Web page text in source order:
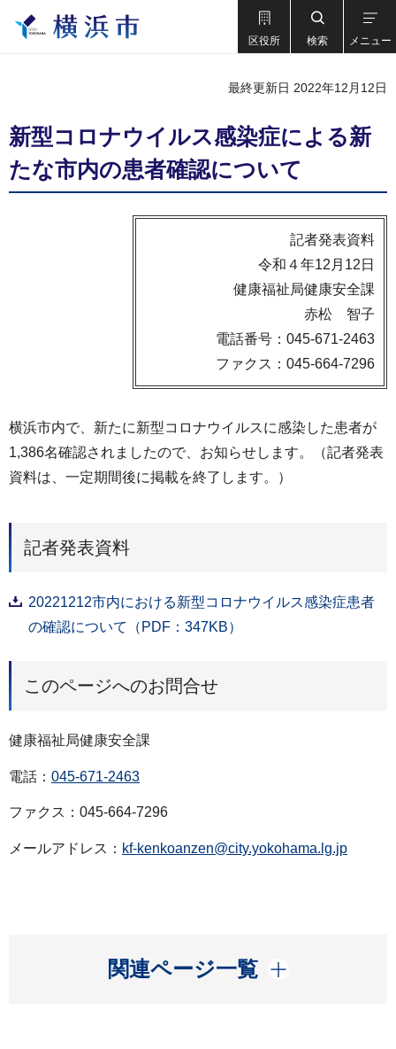
区役所 検索 メニュー
最終更新日 2022年12月12日
新型コロナウイルス感染症による新
たな市内の患者確認について
記者発表資料
令和４年12月12日
健康福祉局健康安全課
赤松 智子
電話番号：045-671-2463
ファクス：045-664-7296
横浜市内で、新たに新型コロナウイルスに感染した患者が
1,386名確認されましたので、お知らせします。（記者発表
資料は、一定期間後に掲載を終了します。）
記者発表資料
20221212市内における新型コロナウイルス感染症患者
の確認について（PDF：347KB）
このページへのお問合せ
健康福祉局健康安全課
電話： 045-671-2463
ファクス：045-664-7296
メールアドレス： kf-kenkoanzen@city.yokohama.lg.jp
関連ページ一覧
開く